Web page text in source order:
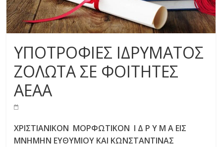
ΥΠΟΤΡΟΦΙΕΣ ΙΔΡΥΜΑΤΟΣ
ΖΟΛΩΤΑ ΣΕ ΦΟΙΤΗΤΕΣ
ΑΕΑΑ
ΧΡΙΣΤΙΑΝΙΚΟΝ ΜΟΡΦΩΤΙΚΟΝ Ι Δ Ρ Υ Μ Α ΕΙΣ
ΜΝΗΜΗΝ ΕΥΘΥΜΙΟΥ ΚΑΙ ΚΩΝΣΤΑΝΤΙΝΑΣ